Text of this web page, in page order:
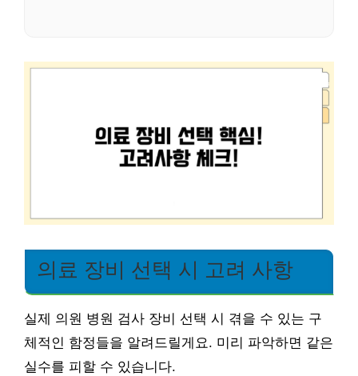
의료 장비 선택 시 고려 사항
실제 의원 병원 검사 장비 선택 시 겪을 수 있는 구
체적인 함정들을 알려드릴게요. 미리 파악하면 같은
실수를 피할 수 있습니다.